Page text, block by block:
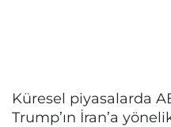
Küresel piyasalarda
Trump’ın İran’a